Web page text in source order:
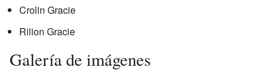
Crolin Gracie
Rilion Gracie
Galería de imágenes